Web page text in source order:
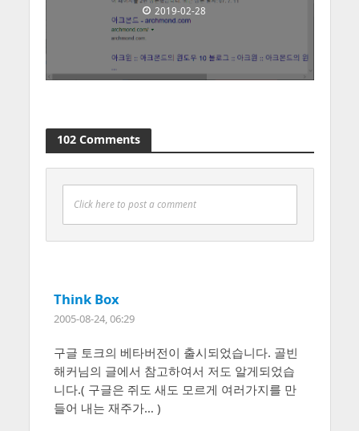
2019-02-28
102 Comments
Click here to post a comment
Think Box
2005-08-24, 06:29
구글 토크의 베타버전이 출시되었습니다. 골빈
해커님의 글에서 참고하여서 저도 알게되었습
니다.( 구글은 쥐도 새도 모르게 여러가지를 만
들어 내는 재주가… )